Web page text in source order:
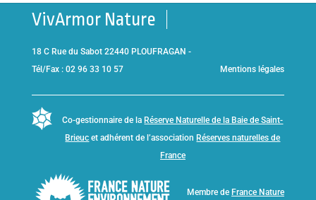
VivArmor Nature
18 C Rue du Sabot 22440 PLOUFRAGAN -
Tél/Fax : 02 96 33 10 57
Mentions légales
Co-gestionnaire de la Réserve Naturelle de la Baie de Saint-
Brieuc et adhérent de l’association Réserves naturelles de
France
Membre de France Nature